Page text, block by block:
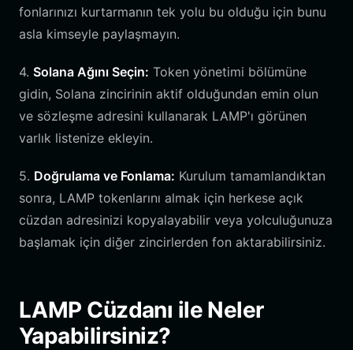
fonlarınızı kurtarmanın tek yolu bu olduğu için bunu
asla kimseyle paylaşmayın.
4. Solana Ağını Seçin: Token yönetimi bölümüne
gidin, Solana zincirinin aktif olduğundan emin olun
ve sözleşme adresini kullanarak LAMP'ı görünen
varlık listenize ekleyin.
5. Doğrulama ve Fonlama: Kurulum tamamlandıktan
sonra, LAMP tokenlarını almak için herkese açık
cüzdan adresinizi kopyalayabilir veya yolculuğunuza
başlamak için diğer zincirlerden fon aktarabilirsiniz.
LAMP Cüzdanı ile Neler
Yapabilirsiniz?